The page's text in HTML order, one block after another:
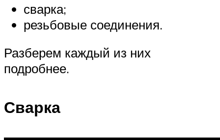
сварка;
резьбовые соединения.
Разберем каждый из них
подробнее.
Сварка